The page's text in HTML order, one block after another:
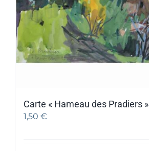
Carte « Hameau des Pradiers »
1,50 €